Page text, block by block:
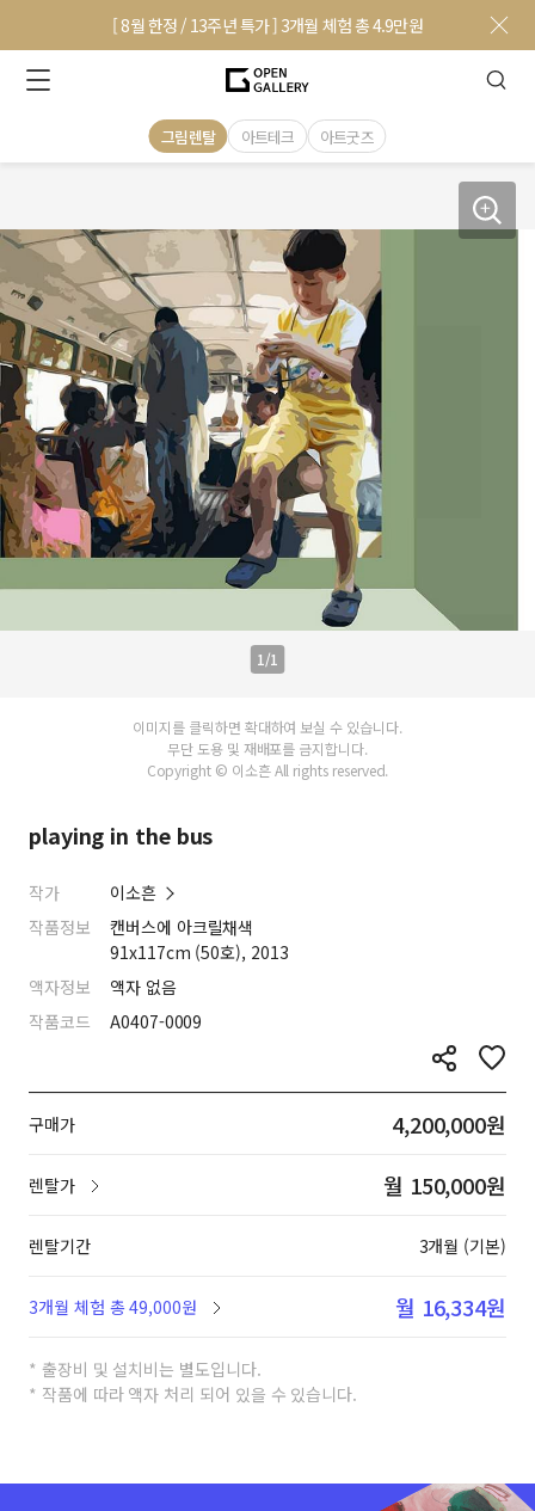
[ 8월 한정 / 13주년 특가 ] 3개월 체험 총 4.9만원
그림렌탈 아트테크 아트굿즈
1/1
이미지를 클릭하면 확대하여 보실 수 있습니다.
무단 도용 및 재배포를 금지합니다.
Copyright © 이소흔 All rights reserved.
playing in the bus
작가
이소흔
작품정보
캔버스에 아크릴채색
91x117cm (50호), 2013
액자정보
액자 없음
작품코드
A0407-0009
구매가 4,200,000원
렌탈가 월 150,000원
렌탈기간 3개월 (기본)
3개월 체험 총 49,000원 월 16,334원
* 출장비 및 설치비는 별도입니다.
* 작품에 따라 액자 처리 되어 있을 수 있습니다.